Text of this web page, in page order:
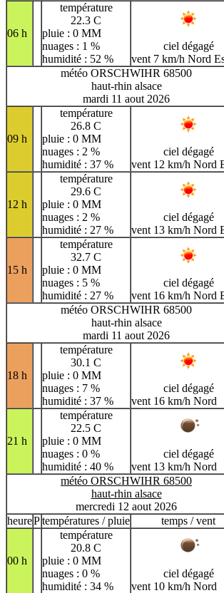
06 h
température
22.3 C
pluie : 0 MM
nuages : 1 %
humidité : 52 %
ciel dégagé
vent 7 km/h Nord
météo ORSCHWIHR 68500
haut-rhin alsace
mardi 11 aout 2026
09 h
température
26.8 C
pluie : 0 MM
nuages : 2 %
humidité : 37 %
ciel dégagé
vent 12 km/h Nord
12 h
température
29.6 C
pluie : 0 MM
nuages : 2 %
humidité : 27 %
ciel dégagé
vent 13 km/h Nord
15 h
température
32.7 C
pluie : 0 MM
nuages : 5 %
humidité : 27 %
ciel dégagé
vent 16 km/h Nord
météo ORSCHWIHR 68500
haut-rhin alsace
mardi 11 aout 2026
18 h
température
30.1 C
pluie : 0 MM
nuages : 7 %
humidité : 37 %
ciel dégagé
vent 16 km/h Nord
21 h
température
22.5 C
pluie : 0 MM
nuages : 0 %
humidité : 40 %
ciel dégagé
vent 13 km/h Nord
météo ORSCHWIHR 68500
haut-rhin alsace
mercredi 12 aout 2026
heurePtempératures / pluie temps / vent
00 h
température
20.8 C
pluie : 0 MM
nuages : 0 %
humidité : 34 %
ciel dégagé
vent 10 km/h Nord